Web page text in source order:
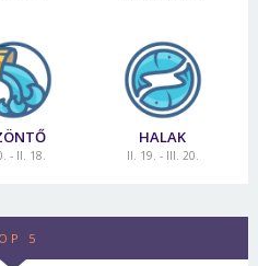
- II. 18.
HALAK
II. 19. - III. 20.
5